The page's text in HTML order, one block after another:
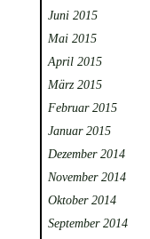
Juni 2015
Mai 2015
April 2015
März 2015
Februar 2015
Januar 2015
Dezember 2014
November 2014
Oktober 2014
September 2014